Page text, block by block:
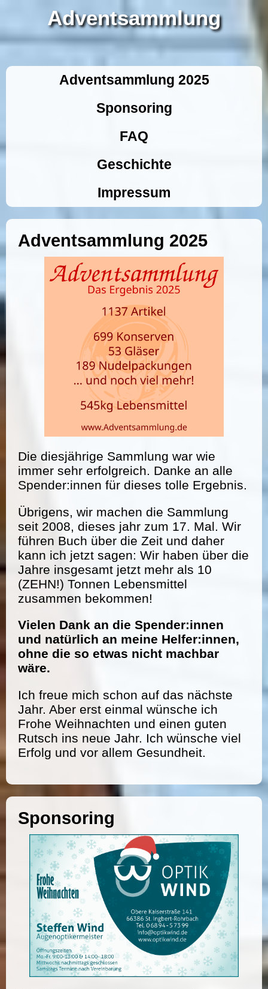
Adventsammlung
Adventsammlung 2025
Sponsoring
FAQ
Geschichte
Impressum
Adventsammlung 2025
Die diesjährige Sammlung war wie
immer sehr erfolgreich. Danke an alle
Spender:innen für dieses tolle Ergebnis.
Übrigens, wir machen die Sammlung
seit 2008, dieses jahr zum 17. Mal. Wir
führen Buch über die Zeit und daher
kann ich jetzt sagen: Wir haben über die
Jahre insgesamt jetzt mehr als 10
(ZEHN!) Tonnen Lebensmittel
zusammen bekommen!
Vielen Dank an die Spender:innen
und natürlich an meine Helfer:innen,
ohne die so etwas nicht machbar
wäre.
Ich freue mich schon auf das nächste
Jahr. Aber erst einmal wünsche ich
Frohe Weihnachten und einen guten
Rutsch ins neue Jahr. Ich wünsche viel
Erfolg und vor allem Gesundheit.
Sponsoring